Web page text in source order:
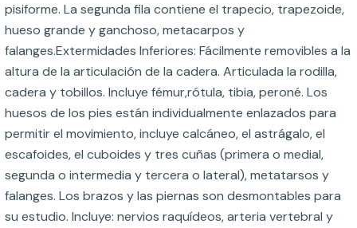
pisiforme. La segunda fila contiene el trapecio, trapezoide,
hueso grande y ganchoso, metacarpos y
falanges.Extermidades Inferiores: Fácilmente removibles a la
altura de la articulación de la cadera. Articulada la rodilla,
cadera y tobillos. Incluye fémur,rótula, tibia, peroné. Los
huesos de los pies están individualmente enlazados para
permitir el movimiento, incluye calcáneo, el astrágalo, el
escafoides, el cuboides y tres cuñas (primera o medial,
segunda o intermedia y tercera o lateral), metatarsos y
falanges. Los brazos y las piernas son desmontables para
su estudio. Incluye: nervios raquídeos, arteria vertebral y